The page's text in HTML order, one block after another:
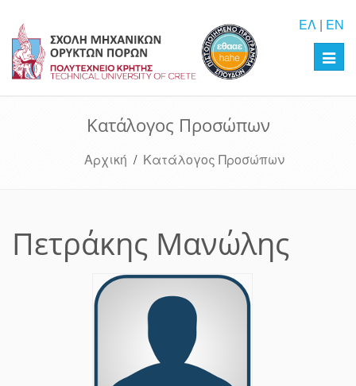
ΕΛ | EN
Κατάλογος Προσώπων
Αρχική / Κατάλογος Προσώπων
Πετράκης Μανώλης